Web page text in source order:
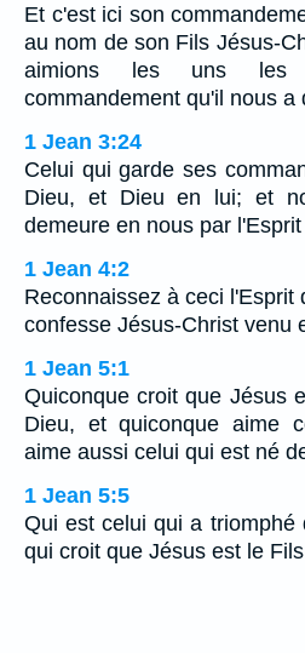
Et c'est ici son
au nom de son Fils Jésus-
aimions les uns les
commandement qu'il nous a
1 Jean 3:24
Celui qui garde ses
Dieu, et Dieu en lui; et
demeure en nous par
1 Jean 4:2
Reconnaissez à ceci l'Esprit
confesse Jésus-Christ venu
1 Jean 5:1
Quiconque croit que Jésus
Dieu, et quiconque aime
aime aussi celui qui est né
1 Jean 5:5
Qui est celui qui a triomphé
qui croit que Jésus est le